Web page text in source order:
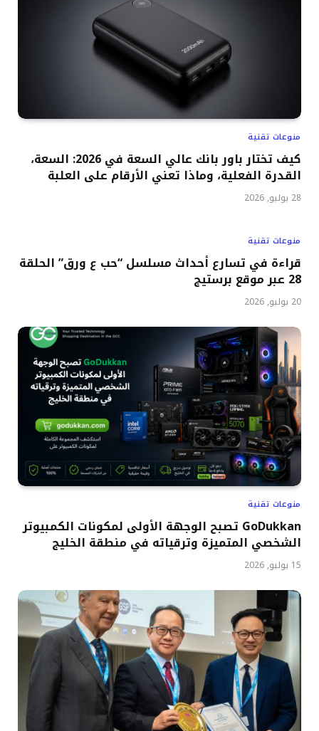
منوعات تقنية
كيف تختار باور بانك عالي السعة في 2026: السعة،
القدرة الفعلية، وماذا تعني الأرقام على العلبة
28 يوليو, 2026
منوعات تقنية
قراءة في تسارع أحداث مسلسل “حب ع ورق” الحلقة
28 عبر موقع برستيج
20 يوليو, 2026
منوعات تقنية
GoDukkan تصبح الوجهة الأولى لمكونات الكمبيوتر
الشخصي المتميزة وترقياته في منطقة الخليج
15 يوليو, 2026